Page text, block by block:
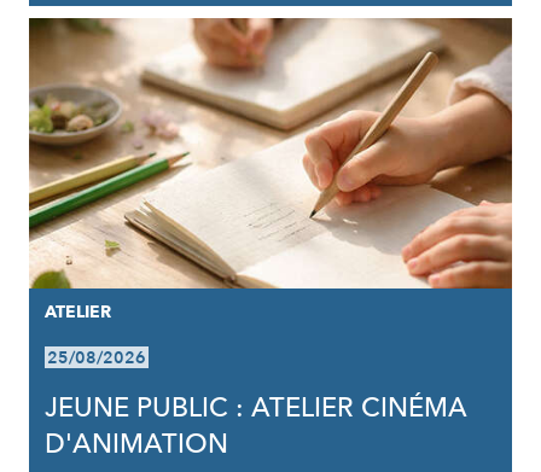
ATELIER
25/08/2026
JEUNE PUBLIC : ATELIER CINÉMA
D'ANIMATION